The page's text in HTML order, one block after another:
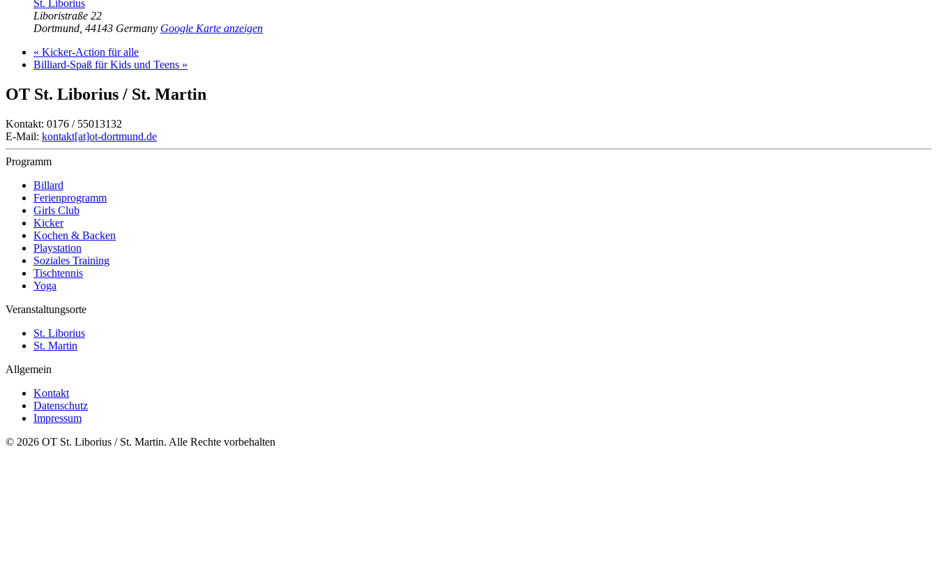
St. Liborius
Liboristraße 22
Dortmund 44143 Germany Google Karte anzeigen
« Kicker-Action für alle
Billiard-Spaß für Kids und Teens »
OT St. Liborius / St. Martin
Kontakt: 0176 / 55013132
E-Mail: kontakt[at]ot-dortmund.de
Programm
Billard
Ferienprogramm
Girls Club
Kicker
Kochen & Backen
Playstation
Soziales Training
Tischtennis
Yoga
Veranstaltungsorte
St. Liborius
St. Martin
Allgemein
Kontakt
Datenschutz
Impressum
© 2026 OT St. Liborius / St. Martin. Alle Rechte vorbehalten